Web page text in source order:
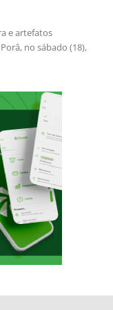
e artefatos
no sábado (18),